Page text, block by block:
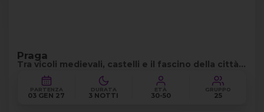
Praga
Tra vicoli medievali, castelli e il fascino della città
dorata
PARTENZA
03 GEN 27
DURATA
3 NOTTI
ETÀ
30-50
GRUPPO
25